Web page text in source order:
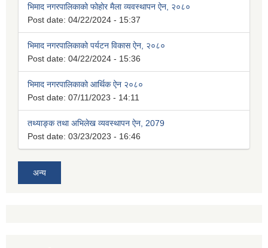
भिमाद नगरपालिकाको फोहोर मैला व्यवस्थापन ऐन, २०८०
Post date: 04/22/2024 - 15:37
भिमाद नगरपालिकाको पर्यटन विकास ऐन, २०८०
Post date: 04/22/2024 - 15:36
भिमाद नगरपालिकाको आर्थिक ऐन २०८०
Post date: 07/11/2023 - 14:11
तथ्याङ्क तथा अभिलेख व्यवस्थापन ऐन, 2079
Post date: 03/23/2023 - 16:46
अन्य